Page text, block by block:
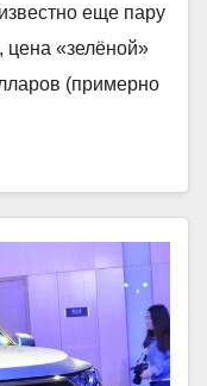
еще пару
цена «зелёной»
(примерно